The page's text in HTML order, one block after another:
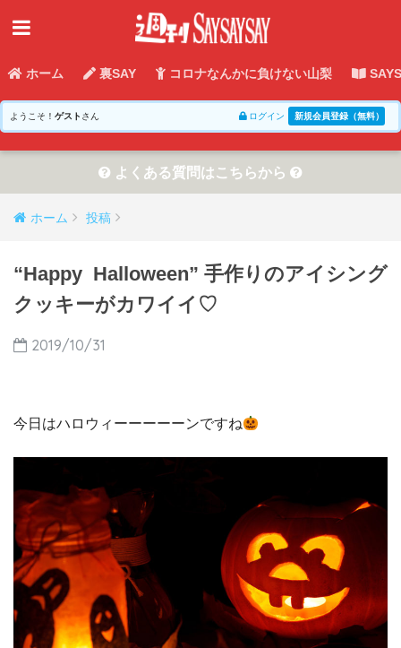
ホーム 裏SAY コロナなんかに負けない山梨
ようこそ！ ゲスト さん ログイン 新規会員登録（無料）
よくある質問はこちらから
ホーム 投稿
“Happy Halloween” 手作りのアイシング
クッキーがカワイイ♡
2019/10/31
今日はハロウィーーーーーンですね